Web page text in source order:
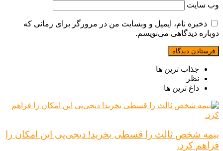
وب‌ سایت
ذخیره نام، ایمیل و وبسایت من در مرورگر برای زمانی که
دوباره دیدگاهی می‌نویسم.
جذاب ترین ها
نظر
داغ ترین ها
بیمه شخص ثالث را قسطی بخرید! دیجی‌پی این امکان را
فراهم کرد.